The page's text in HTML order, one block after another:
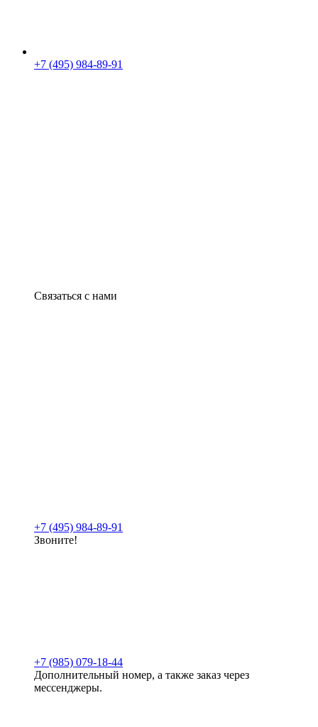
+7 (495) 984-89-91
Связаться с нами
+7 (495) 984-89-91
Звоните!
+7 (985) 079-18-44
Дополнительный номер, а также заказ через
мессенджеры.